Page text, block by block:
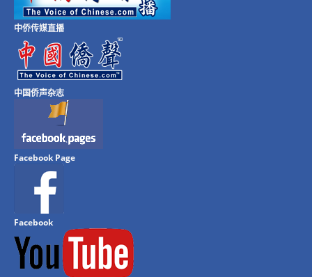
中侨传媒直播
中国侨声杂志
Facebook Page
Facebook